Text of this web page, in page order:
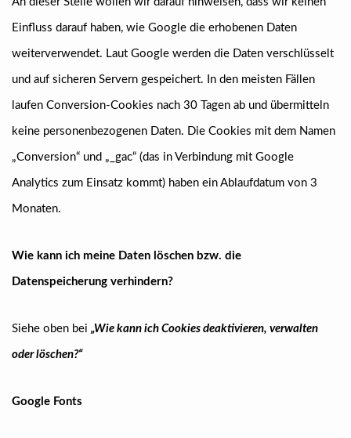
Einfluss darauf haben, wie Google die erhobenen Daten
weiterverwendet. Laut Google werden die Daten verschlüsselt
und auf sicheren Servern gespeichert. In den meisten Fällen
laufen Conversion-Cookies nach 30 Tagen ab und übermitteln
keine personenbezogenen Daten. Die Cookies mit dem Namen
„Conversion“ und „_gac“ (das in Verbindung mit Google
Analytics zum Einsatz kommt) haben ein Ablaufdatum von 3
Monaten.
Wie kann ich meine Daten löschen bzw. die
Datenspeicherung verhindern?
Siehe oben bei „Wie kann ich Cookies deaktivieren, verwalten
oder löschen?“
Google Fonts